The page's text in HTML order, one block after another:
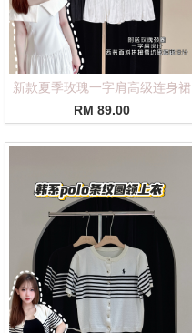
新款夏季玫瑰一字肩高级连身裙
RM 89.00